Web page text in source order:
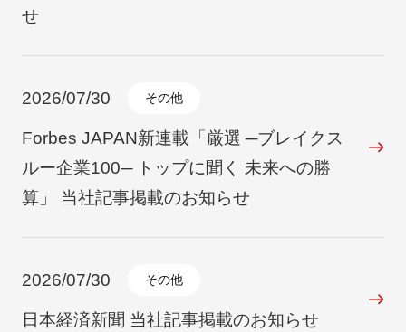
お問い合わせ
せ
2026/07/30 その他
Forbes JAPAN新連載「厳選 ─ブレイクス
ルー企業100─ トップに聞く 未来への勝
算」 当社記事掲載のお知らせ
2026/07/30 その他
日本経済新聞 当社記事掲載のお知らせ